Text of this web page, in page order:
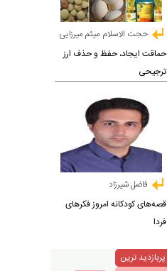
حجت الاسلام میثم میرزایی
حماقت ایجاد، حفظ و حذف ارز
ترجیحی
فاضل شیرزاد
قصه‌های کودکانه امروز فکرهای
فردا
پربازدید ترین